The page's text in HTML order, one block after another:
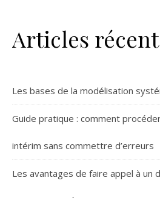
Articles
Les bases de la modélisation
Guide pratique : comment
intérim sans commettre d’erreurs
Les avantages de faire appel à un